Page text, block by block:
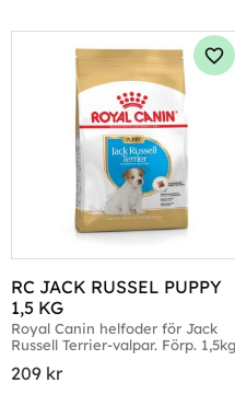
RC JACK RUSSEL PUPPY
1,5 KG
Royal Canin helfoder för Jack
Russell Terrier-valpar. Förp. 1,5kg
209 kr